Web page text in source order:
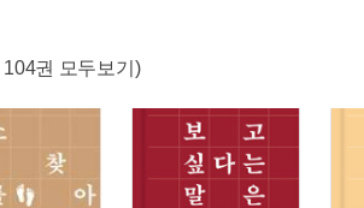
104권 모두보기)